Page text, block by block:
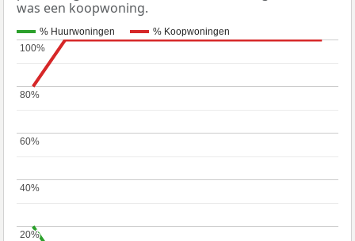
was een koopwoning.
% Huurwoningen % Koopwoningen
20%
20%
40%
40%
60%
60%
80%
80%
100%
100%